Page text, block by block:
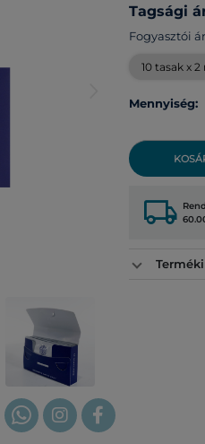
Tagsági
Fogyasztói
Mennyiség:
local_shipping